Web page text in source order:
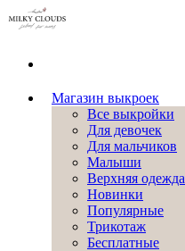
Магазин выкроек
Все выкройки
Для девочек
Для мальчиков
Малыши
Верхняя одежда
Новинки
Популярные
Трикотаж
Бесплатные